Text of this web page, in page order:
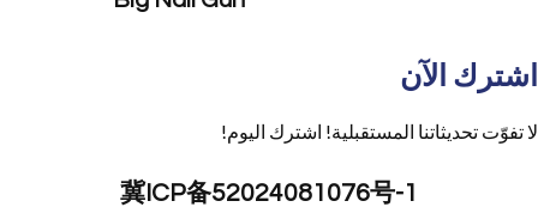
اشترك الآن
لا تفوّت تحديثاتنا المستقبلية! اشترك اليوم!
冀ICP备52024081076号-1